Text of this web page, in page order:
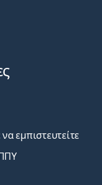
εμπιστευτείτε